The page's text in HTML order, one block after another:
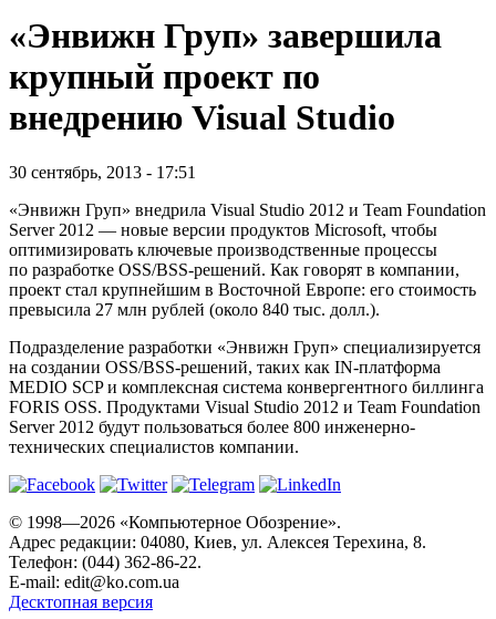
«Энвижн Груп» завершила
крупный проект по
внедрению Visual Studio
30 сентябрь, 2013 - 17:51
«Энвижн Груп» внедрила Visual Studio 2012 и Team Foundation
Server 2012 — новые версии продуктов Microsoft, чтобы
оптимизировать ключевые производственные процессы
по разработке OSS/BSS-решений. Как говорят в компании,
проект стал крупнейшим в Восточной Европе: его стоимость
превысила 27 млн рублей (около 840 тыс. долл.).
Подразделение разработки «Энвижн Груп» специализируется
на создании OSS/BSS-решений, таких как IN-платформа
MEDIO SCP и комплексная система конвергентного биллинга
FORIS OSS. Продуктами Visual Studio 2012 и Team Foundation
Server 2012 будут пользоваться более 800 инженерно-
технических специалистов компании.
© 1998—2026 «Компьютерное Обозрение».
Адрес редакции: 04080, Киев, ул. Алексея Терехина, 8.
Телефон: (044) 362-86-22.
E-mail: edit@ko.com.ua
Десктопная версия